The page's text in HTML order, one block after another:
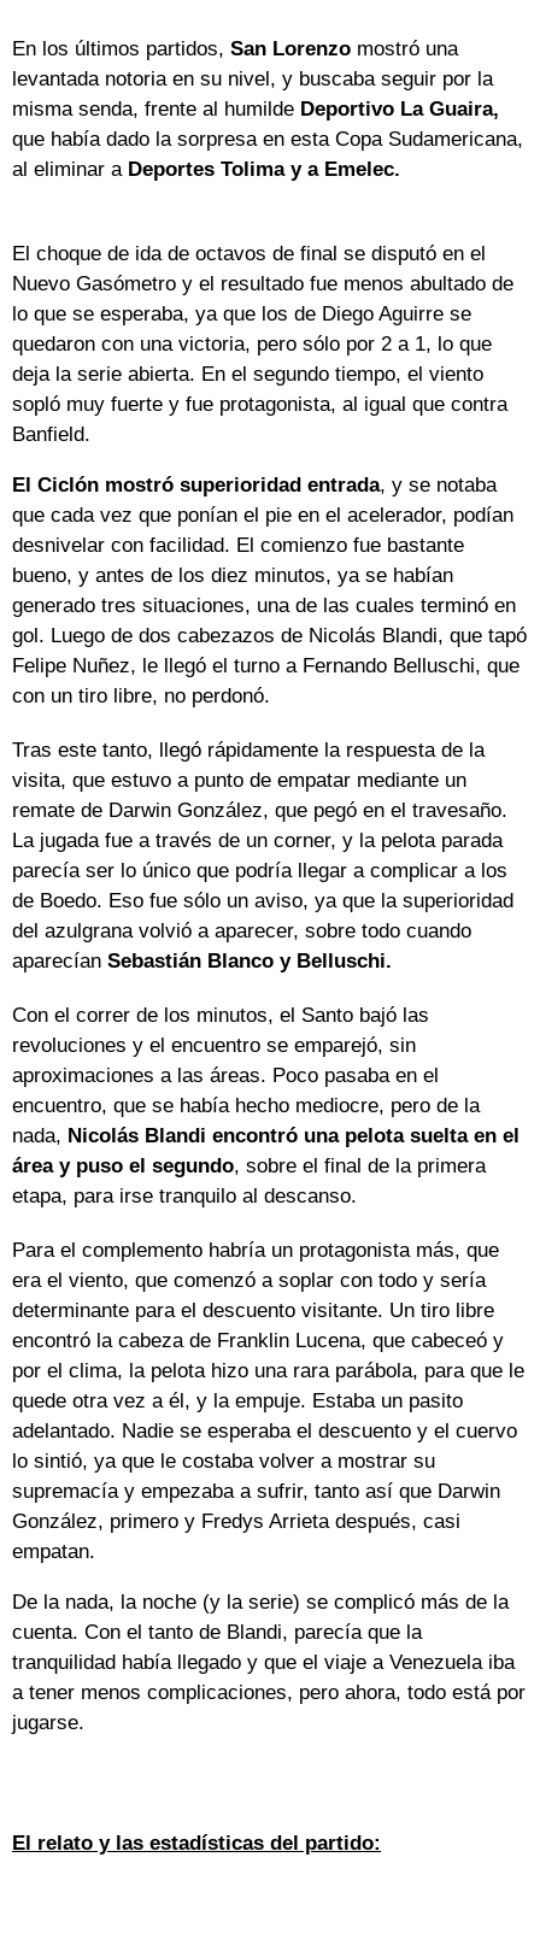
En los últimos partidos, San Lorenzo mostró una
levantada notoria en su nivel, y buscaba seguir por la
misma senda, frente al humilde Deportivo La Guaira,
que había dado la sorpresa en esta Copa Sudamericana,
al eliminar aDeportes Tolima y a Emelec.
El choque de ida de octavos de final se disputó en el
Nuevo Gasómetro y el resultado fue menos abultado de
lo que se esperaba, ya que los de Diego Aguirre se
quedaron con una victoria, pero sólo por 2 a 1, lo que
deja la serie abierta. En el segundo tiempo, el viento
sopló muy fuerte y fue protagonista, al igual que contra
Banfield.
El Ciclón mostró superioridad entrada, y se notaba
que cada vez que ponían el pie en el acelerador, podían
desnivelar con facilidad. El comienzo fue bastante
bueno, y antes de los diez minutos, ya se habían
generado tres situaciones, una de las cuales terminó en
gol. Luego de dos cabezazos de Nicolás Blandi, que tapó
Felipe Nuñez, le llegó el turno a Fernando Belluschi, que
con un tiro libre, no perdonó.
Tras este tanto, llegó rápidamente la respuesta de la
visita, que estuvo a punto de empatar mediante un
remate de Darwin González, que pegó en el travesaño.
La jugada fue a través de un corner, y la pelota parada
parecía ser lo único que podría llegar a complicar a los
de Boedo. Eso fue sólo un aviso, ya que la superioridad
del azulgrana volvió a aparecer, sobre todo cuando
aparecían Sebastián Blanco y Belluschi.
Con el correr de los minutos, el Santo bajó las
revoluciones y el encuentro se emparejó, sin
aproximaciones a las áreas. Poco pasaba en el
encuentro, que se había hecho mediocre, pero de la
nada, Nicolás Blandi encontró una pelota suelta en el
área y puso el segundo, sobre el final de la primera
etapa, para irse tranquilo al descanso.
Para el complemento habría un protagonista más, que
era el viento, que comenzó a soplar con todo y sería
determinante para el descuento visitante. Un tiro libre
encontró la cabeza de Franklin Lucena, que cabeceó y
por el clima, la pelota hizo una rara parábola, para que le
quede otra vez a él, y la empuje. Estaba un pasito
adelantado. Nadie se esperaba el descuento y el cuervo
lo sintió, ya que le costaba volver a mostrar su
supremacía y empezaba a sufrir, tanto así que Darwin
González, primero y Fredys Arrieta después, casi
empatan.
De la nada, la noche (y la serie) se complicó más de la
cuenta. Con el tanto de Blandi, parecía que la
tranquilidad había llegado y que el viaje a Venezuela iba
a tener menos complicaciones, pero ahora, todo está por
jugarse.
El relato y las estadísticas del partido: